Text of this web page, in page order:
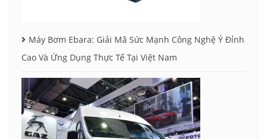
Máy Bơm Ebara: Giải Mã Sức Mạnh Công Nghệ Ý Đỉnh
Cao Và Ứng Dụng Thực Tế Tại Việt Nam